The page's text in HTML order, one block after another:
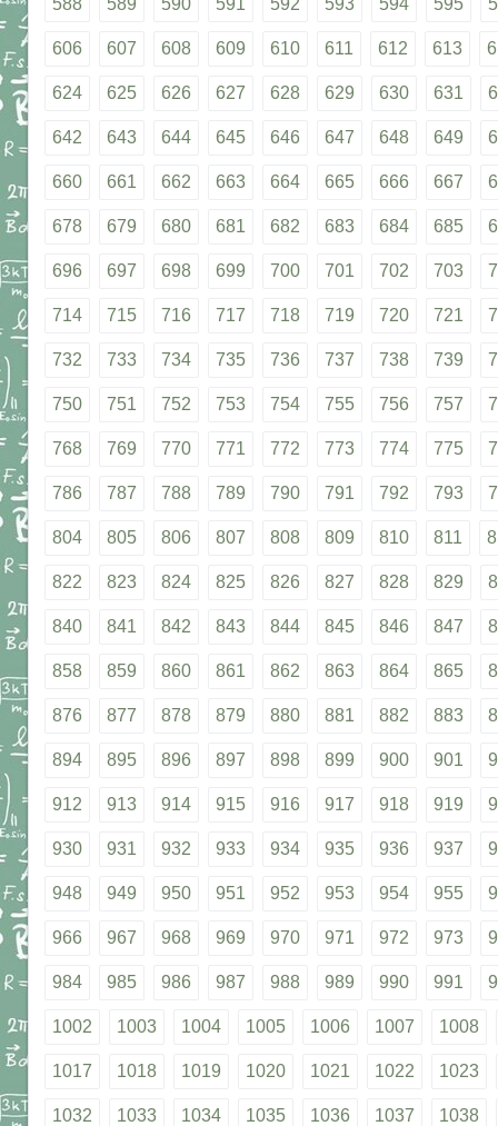
606 607 608 609 610 611 612 613
624 625 626 627 628 629 630 631
642 643 644 645 646 647 648 649
660 661 662 663 664 665 666 667
678 679 680 681 682 683 684 685
696 697 698 699 700 701 702 703
714 715 716 717 718 719 720 721
732 733 734 735 736 737 738 739
750 751 752 753 754 755 756 757
768 769 770 771 772 773 774 775
786 787 788 789 790 791 792 793
804 805 806 807 808 809 810 811
822 823 824 825 826 827 828 829
840 841 842 843 844 845 846 847
858 859 860 861 862 863 864 865
876 877 878 879 880 881 882 883
894 895 896 897 898 899 900 901
912 913 914 915 916 917 918 919
930 931 932 933 934 935 936 937
948 949 950 951 952 953 954 955
966 967 968 969 970 971 972 973
984 985 986 987 988 989 990 991
1002 1003 1004 1005 1006 1007 1008
1017 1018 1019 1020 1021 1022 1023
1032 1033 1034 1035 1036 1037 1038